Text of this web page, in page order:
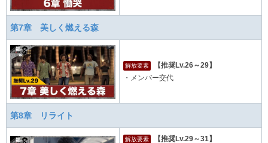
第7章 美しく燃える森
解放要素
【推奨Lv.26～29】
・メンバー交代
第8章 リライト
解放要素
【推奨Lv.29～31】